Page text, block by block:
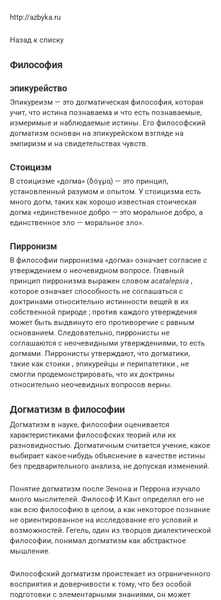
http://azbyka.ru
Назад к списку
Философия
эпикурейство
Эпикуреизм — это догматическая философия, которая
учит, что истина познаваема и что есть познаваемые,
измеримые и наблюдаемые истины. Его философский
догматизм основан на эпикурейском взгляде на
эмпиризм и на свидетельствах чувств.
Стоицизм
В стоицизме «догма» (δόγμα) — это принцип,
установленный разумом и опытом. У стоицизма есть
много догм, таких как хорошо известная стоическая
догма «единственное добро — это моральное добро, а
единственное зло — моральное зло».
Пирронизм
В философии пирронизма «догма» означает согласие с
утверждением о неочевидном вопросе. Главный
принцип пирронизма выражен словом acatalepsia ,
которое означает способность не соглашаться с
доктринами относительно истинности вещей в их
собственной природе ; против каждого утверждения
может быть выдвинуто его противоречие с равным
основанием. Следовательно, пирронисты не
соглашаются с неочевидными утверждениями, то есть
догмами. Пирронисты утверждают, что догматики,
такие как стоики , эпикурейцы и перипатетики , не
смогли продемонстрировать, что их доктрины
относительно неочевидных вопросов верны.
Догматизм в философии
Догматизм в науке, философии оценивается
характеристиками философских теорий или их
разновидностью. Догматичным считается учение, какое
выбирает какое-нибудь объяснение в качестве истины
без предварительного анализа, не допуская изменений.
Понятие догматизм после Зенона и Перрона изучало
много мыслителей. Философ И.Кант определял его не
как всю философию в целом, а как некоторое познание
не ориентированное на исследование его условий и
возможностей. Гегель, один из творцов диалектической
философии, понимал догматизм как абстрактное
мышление.
Философский догматизм проистекает из ограниченного
восприятия и доверчивости к тому, что без особой
подготовки с элементарными знаниями, он может